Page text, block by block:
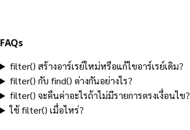
FAQs
filter() สร้างอาร์เรย์ใหม่หรือแก้ไขอาร์เรย์เดิม?
filter() กับ find() ต่างกันอย่างไร?
filter() จะคืนค่าอะไรถ้าไม่มีรายการตรงเงื่อนไข?
ใช้ filter() เมื่อไหร่?